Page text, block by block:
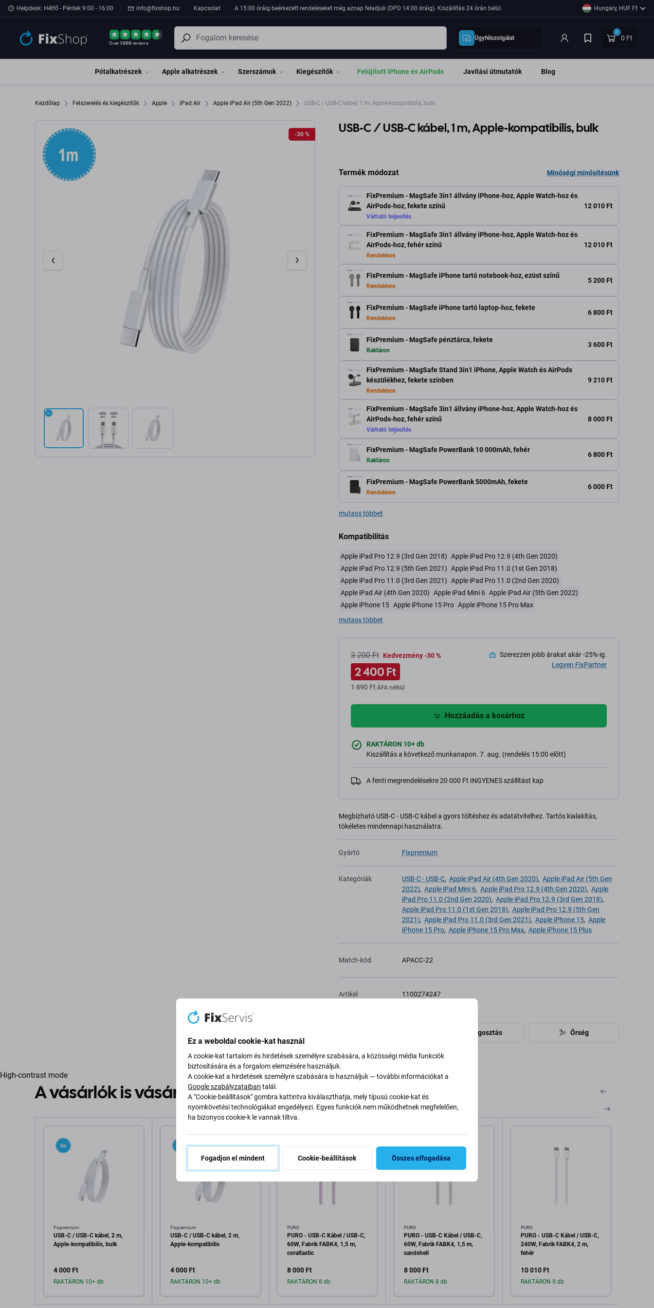
Ugrás az oldal fő részéhez
Helpdesk: Hétfő - Péntek 9:00 - 16:00 info@fixshop.hu Kapcsolat A 15:00 óráig beérkezett rendeléseket még aznap feladjuk (DPD 14:00 óráig). Kiszállítás 24 órán belül. Hungary, HUF Ft
Over1000reviews
Ügyfélszolgálat
0
0 Ft
Pótalkatrészek Apple alkatrészek Szerszámok Kiegészítők Felújított iPhone és AirPods Javítási útmutatók Blog
Kezdőlap Felszerelés és kiegészítők Apple iPad Air Apple iPad Air (5th Gen 2022) USB-C / USB-C kábel, 1 m, Apple-kompatibilis, bulk
-30 %
-30 % USB-C / USB-C kábel, 1 m, Apple-kompatibilis, bulk
Termék módozat Minőségi minősítésünk
FixPremium - MagSafe 3in1 állvány iPhone-hoz, Apple Watch-hoz és
AirPods-hoz, fekete színű
Várható teljesítés
12 010 Ft
FixPremium - MagSafe 3in1 állvány iPhone-hoz, Apple Watch-hoz és
AirPods-hoz, fehér színű
Rendelésre
12 010 Ft
FixPremium - MagSafe iPhone tartó notebook-hoz, ezüst színű
Rendelésre
5 200 Ft
FixPremium - MagSafe iPhone tartó laptop-hoz, fekete
Rendelésre
6 800 Ft
FixPremium - MagSafe pénztárca, fekete
Raktáron
3 600 Ft
FixPremium - MagSafe Stand 3in1 iPhone, Apple Watch és AirPods
készülékhez, fekete színben
Rendelésre
9 210 Ft
FixPremium - MagSafe 3in1 állvány iPhone-hoz, Apple Watch-hoz és
AirPods-hoz, fehér színű
Várható teljesítés
8 000 Ft
FixPremium - MagSafe PowerBank 10 000mAh, fehér
Raktáron
6 800 Ft
FixPremium - MagSafe PowerBank 5000mAh, fekete
Rendelésre
6 000 Ft
mutass többet
Kompatibilitás
Apple iPad Pro 12.9 (3rd Gen 2018) Apple iPad Pro 12.9 (4th Gen 2020)
Apple iPad Pro 12.9 (5th Gen 2021) Apple iPad Pro 11.0 (1st Gen 2018)
Apple iPad Pro 11.0 (3rd Gen 2021) Apple iPad Pro 11.0 (2nd Gen 2020)
Apple iPad Air (4th Gen 2020) Apple iPad Mini 6 Apple iPad Air (5th Gen 2022)
Apple iPhone 15 Apple iPhone 15 Pro Apple iPhone 15 Pro Max
mutass többet
3 200 Ft Kedvezmény -30 %
2 400 Ft
1 890 Ft ÁFA nélkül
Szerezzen jobb árakat akár -25%-ig.
Legyen FixPartner
Hozzáadás a kosárhoz
RAKTÁRON 10+ db
Kiszállítás a következő munkanapon. 7. aug. (rendelés 15:00 előtt)
A fenti megrendelésekre 20 000 Ft INGYENES szállítást kap
Megbízható USB-C - USB-C kábel a gyors töltéshez és adatátvitelhez. Tartós kialakítás,
tökéletes mindennapi használatra.
Gyártó Fixpremium
Kategóriák USB-C - USB-C, Apple iPad Air (4th Gen 2020), Apple iPad Air (5th Gen
2022), Apple iPad Mini 6, Apple iPad Pro 12.9 (4th Gen 2020), Apple
iPad Pro 11.0 (2nd Gen 2020), Apple iPad Pro 12.9 (3rd Gen 2018),
Apple iPad Pro 11.0 (1st Gen 2018), Apple iPad Pro 12.9 (5th Gen
2021), Apple iPad Pro 11.0 (3rd Gen 2021), Apple iPhone 15, Apple
iPhone 15 Pro, Apple iPhone 15 Pro Max, Apple iPhone 15 Plus
Match-kód APACC-22
Artikel 1100274247
Megosztás Őrség
High-contrast mode
A vásárlók is vásárolnak
Fixpremium
USB-C / USB-C kábel, 2 m,
Apple-kompatibilis, bulk
4 000 Ft
RAKTÁRON 10+ db
Fixpremium
USB-C / USB-C kábel, 2 m,
Apple-kompatibilis
4 000 Ft
RAKTÁRON 10+ db
PURO
PURO - USB-C Kábel / USB-C,
60W, Fabrik FABK4, 1,5 m,
coraltastic
8 000 Ft
RAKTÁRON 8 db
PURO
PURO - USB-C Kábel / USB-C,
60W, Fabrik FABK4, 1,5 m,
sandshell
8 000 Ft
RAKTÁRON 8 db
PURO
PURO - USB-C Kábel / USB-C,
240W, Fabrik FABK4, 2 m,
fehér
10 010 Ft
RAKTÁRON 9 db
Ez a weboldal cookie-kat használ
A cookie-kat tartalom és hirdetések személyre szabására, a közösségi média funkciók
biztosítására és a forgalom elemzésére használjuk.
A cookie-kat a hirdetések személyre szabására is használjuk — további információkat a
Google szabályzataiban talál.
A "Cookie-beállítások" gombra kattintva kiválaszthatja, mely típusú cookie-kat és
nyomkövetési technológiákat engedélyezi. Egyes funkciók nem működhetnek megfelelően,
ha bizonyos cookie-k le vannak tiltva.
Fogadjon el mindent Cookie-beállítások Összes elfogadása